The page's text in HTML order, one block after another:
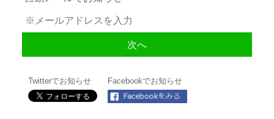
Twitterでお知らせ Facebookでお知らせ